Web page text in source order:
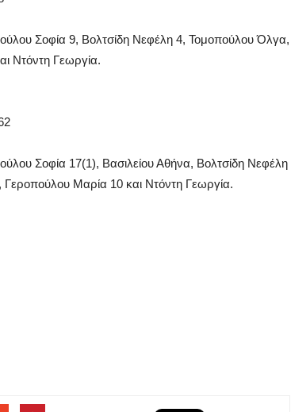
Σοφία 9, Βολτσίδη Νεφέλη 4, Τομοπούλου Όλγα,
Ντόντη Γεωργία.
Σοφία 17(1), Βασιλείου Αθήνα, Βολτσίδη Νεφέλη
Μαρία 10 και Ντόντη Γεωργία.